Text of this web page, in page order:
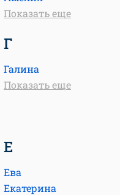
Показать еще
Г
Галина
Показать еще
Е
Ева
Екатерина